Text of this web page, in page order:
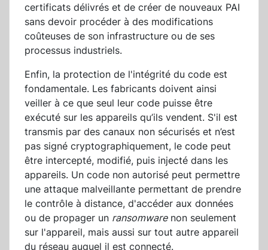
certificats délivrés et de créer de nouveaux PAI
sans devoir procéder à des modifications
coûteuses de son infrastructure ou de ses
processus industriels.
Enfin, la protection de l'intégrité du code est
fondamentale. Les fabricants doivent ainsi
veiller à ce que seul leur code puisse être
exécuté sur les appareils qu’ils vendent. S'il est
transmis par des canaux non sécurisés et n’est
pas signé cryptographiquement, le code peut
être intercepté, modifié, puis injecté dans les
appareils. Un code non autorisé peut permettre
une attaque malveillante permettant de prendre
le contrôle à distance, d'accéder aux données
ou de propager un ransomwarenon seulement
sur l'appareil, mais aussi sur tout autre appareil
du réseau auquel il est connecté.